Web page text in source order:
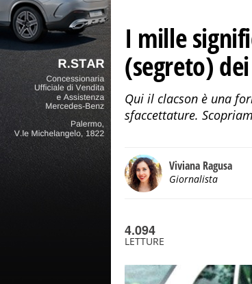
I mille
(segreto)
Qui il clacson è una
sfaccettature.
Viviana Ragusa
Giornalista
4.094
LETTURE